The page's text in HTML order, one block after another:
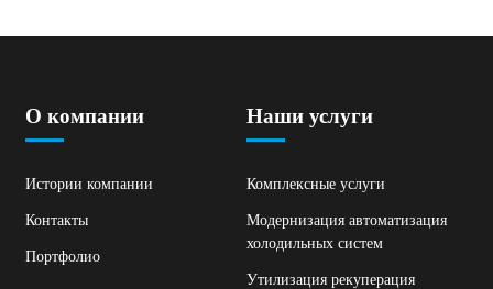
О компании
Истории компании
Контакты
Портфолио
Наши услуги
Комплексные услуги
Модернизация автоматизация
холодильных систем
Утилизация рекуперация